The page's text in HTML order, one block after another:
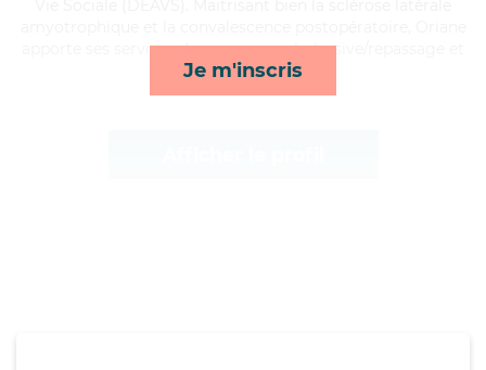
Je m'inscris
apporte ses services de repas, rappels, lessive/repassage et
mobilité*